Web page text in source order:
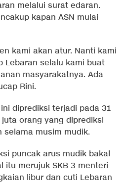
melalui surat edaran.
kapan ASN mulai
kami akan atur. Nanti kami
Lebaran selalu kami buat
masyarakatnya. Ada
Rini.
diprediksi terjadi pada 31
orang yang diprediksi
selama musim mudik.
puncak arus mudik bakal
itu merujuk SKB 3 menteri
libur dan cuti Lebaran